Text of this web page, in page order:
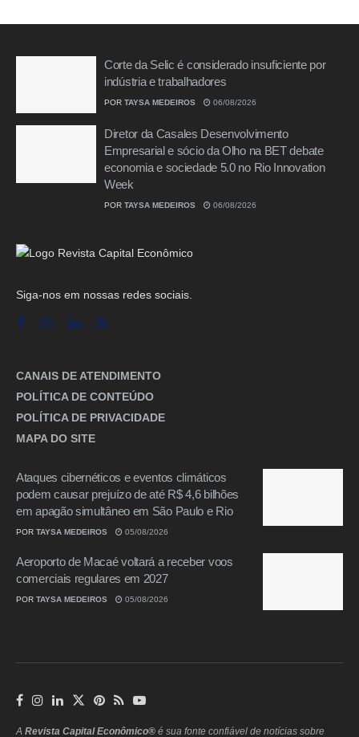
Corte da Selic é considerado insuficiente por
indústria e trabalhadores
POR TAYSA MEDEIROS 06/08/2026
Diretor da Casales Desenvolvimento
Empresarial e sócio da Olho na BET debate
economia e sociedade 5.0 no Rio Innovation
Week
POR TAYSA MEDEIROS 06/08/2026
Siga-nos em nossas redes sociais.
CANAIS DE ATENDIMENTO
POLÍTICA DE CONTEÚDO
POLÍTICA DE PRIVACIDADE
MAPA DO SITE
Ataques cibernéticos e eventos climáticos
podem causar prejuízo de até R$ 4,6 bilhões
em apagão simultâneo em São Paulo e Rio
POR TAYSA MEDEIROS 05/08/2026
Aeroporto de Macaé voltará a receber voos
comerciais regulares em 2027
POR TAYSA MEDEIROS 05/08/2026
A Revista Capital Econômico® é sua fonte confiável de notícias sobre